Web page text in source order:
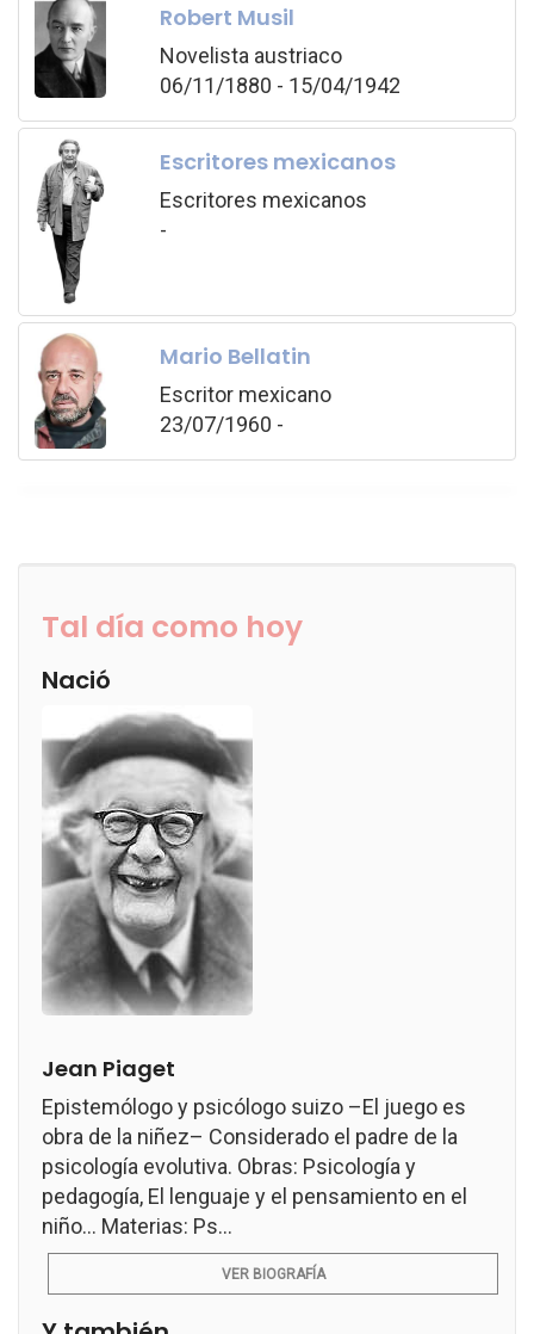
Robert Musil
Novelista austriaco
06/11/1880 - 15/04/1942
Escritores mexicanos
Escritores mexicanos
-
Mario Bellatin
Escritor mexicano
23/07/1960 -
Tal día como hoy
Nació
Jean Piaget
Epistemólogo y psicólogo suizo –El juego es
obra de la niñez– Considerado el padre de la
psicología evolutiva. Obras: Psicología y
pedagogía, El lenguaje y el pensamiento en el
niño... Materias: Ps...
VER BIOGRAFÍA